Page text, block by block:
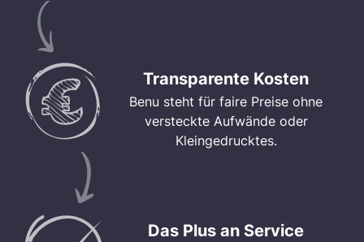
Transparente Kosten
Benu steht für faire Preise ohne
versteckte Aufwände oder
Kleingedrucktes.
Das Plus an Service